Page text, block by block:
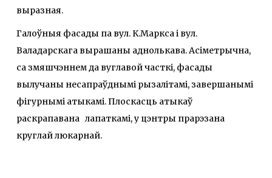
выразная.
Галоўныя фасады па вул. К.Маркса і вул.
Валадарскага вырашаны аднолькава. Асіметрычна,
са змяшчэннем да вуглавой часткі, фасады
вылучаны несапраўднымі рызалітамі, завершанымі
фігурнымі атыкамі. Плоскасць атыкаў
раскрапавана лапаткамі, у цэнтры прарэзана
круглай люкарнай.